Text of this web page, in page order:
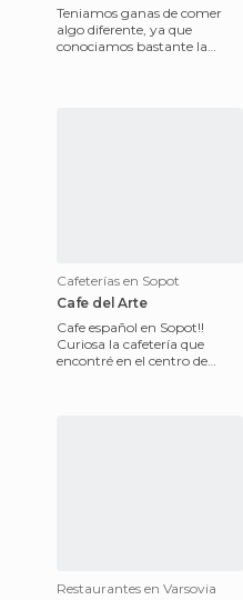
Teniamos ganas de comer
algo diferente, ya que
conociamos bastante la
Cafeterías en Sopot
Cafe del Arte
Cafe español en Sopot!!
Curiosa la cafetería que
encontré en el centro de
Restaurantes en Varsovia